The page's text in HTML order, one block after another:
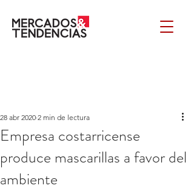
Empresa costarricense
produce mascarillas a favor del
ambiente
28 abr 2020 2 min de lectura